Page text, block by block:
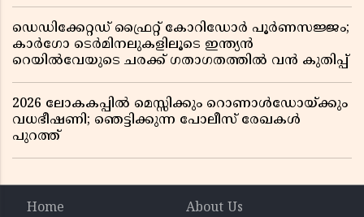
ഡെഡിക്കേറ്റഡ് ഫ്രൈറ്റ് കോറിഡോർ പൂർണസജ്ജം;
കാർഗോ ടെർമിനലുകളിലൂടെ ഇന്ത്യൻ
റെയിൽവേയുടെ ചരക്ക് ഗതാഗതത്തിൽ വൻ കുതിപ്പ്
2026 ലോകകപ്പിൽ മെസ്സിക്കും റൊണാൾഡോയ്ക്കും
വധഭീഷണി; ഞെട്ടിക്കുന്ന പോലീസ് രേഖകൾ
പുറത്ത്
Home
About Us